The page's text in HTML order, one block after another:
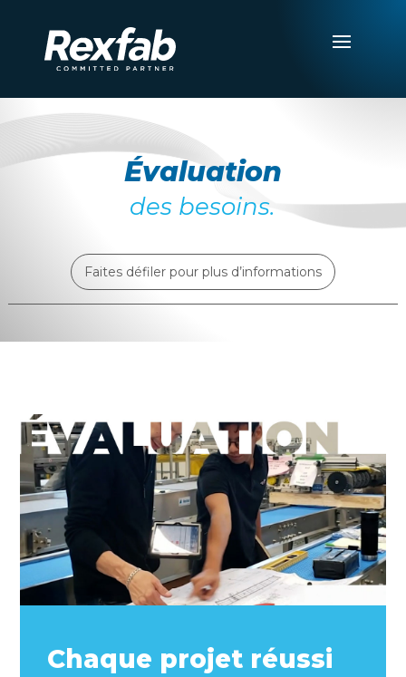
Évaluation
des besoins.
Faites défiler pour plus d’informations
Chaque projet réussi